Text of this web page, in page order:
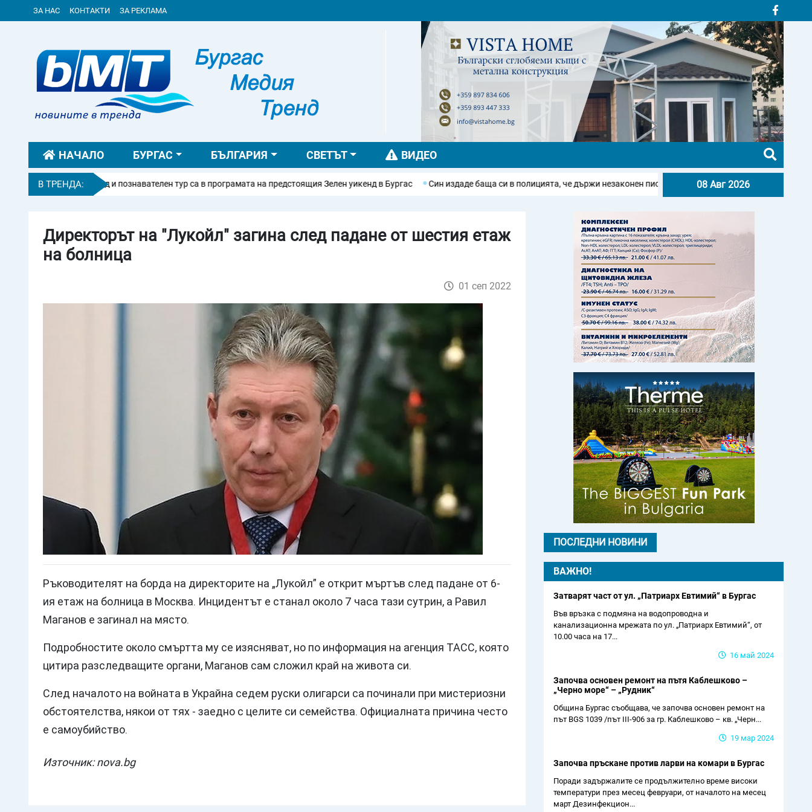
ЗА НАС КОНТАКТИ ЗА РЕКЛАМА
НАЧАЛО БУРГАС БЪЛГАРИЯ СВЕТЪТ ВИДЕО
В ТРЕНДА:
велопоход и познавателен тур са в програмата на предстоящия Зелен уикенд в Бургас Син издаде баща си в полицията, че държи незаконен пистолет и боеприпаси НАП проверява 40
08 Авг 2026
Директорът на "Лукойл" загина след падане от шестия етаж
на болница
01 сеп 2022
Ръководителят на борда на директорите на „Лукойл” е открит мъртъв след падане от 6-
ия етаж на болница в Москва. Инцидентът е станал около 7 часа тази сутрин, а Равил
Маганов е загинал на място.
Подробностите около смъртта му се изясняват, но по информация на агенция ТАСС, която
цитира разследващите органи, Маганов сам сложил край на живота си.
След началото на войната в Украйна седем руски олигарси са починали при мистериозни
обстоятелства, някои от тях - заедно с целите си семейства. Официалната причина често
е самоубийство.
Източник: nova.bg
ПОСЛЕДНИ НОВИНИ
ВАЖНО!
Затварят част от ул. „Патриарх Евтимий“ в Бургас
Във връзка с подмяна на водопроводна и
канализационна мрежата по ул. „Патриарх Евтимий“, от
10.00 часа на 17...
16 май 2024
Започва основен ремонт на пътя Каблешково –
„Черно море“ – „Рудник“
Община Бургас съобщава, че започва основен ремонт на
път BGS 1039 /път III-906 за гр. Каблешково – кв. „Черн...
19 мар 2024
Започва пръскане против ларви на комари в Бургас
Поради задържалите се продължително време високи
температури през месец февруари, от началото на месец
март Дезинфекцион...